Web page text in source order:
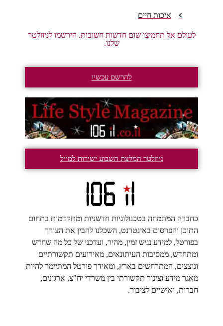
איכות חיים
לעולם אל תחמיצו שום חדשות חשובות. הירשמו לניוזלטר
שלנו.
להרשם עכשיו
ניוזלטר המלצת השבוע ישירות למייל
כחברה המתמחה בטכנולוגיות חדשניות ומתקדמות בתחום
התוכן והפרסום באינטרנט, השכלנו להבין את הצורך
בפורטל, למידע נגיש זמין, מהיר, ועדכני של כל מה שחדש
ומתחדש, ממסיבות העיתונאים, מאירועים תקשורתיים
ונוצצים, המתרחשים בארץ, ומאידך פורטל המתיימר להיות
מאגר מידע וצינור תקשורתי בין משרדי יח"צ, ארגונים,
חברות, ואישיים לציבור.